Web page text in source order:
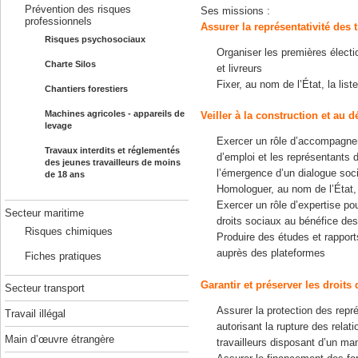
Prévention des risques
professionnels
Risques psychosociaux
Charte Silos
Chantiers forestiers
Machines agricoles - appareils de
levage
Travaux interdits et réglementés
des jeunes travailleurs de moins
de 18 ans
Secteur maritime
Risques chimiques
Fiches pratiques
Secteur transport
Travail illégal
Main d’œuvre étrangère
Ses missions :
Assurer la représentativité des
Organiser les premières
et livreurs
Fixer, au nom de l’État, la
Veiller à la construction et au
Exercer un rôle
d’emploi et les représentants
l’émergence d’un dialogue
Homologuer, au nom de
Exercer un rôle d’expertise
droits sociaux au bénéfice
Produire des études et
auprès des plateformes
Garantir et préserver les droits
Assurer la protection des
autorisant la rupture des
travailleurs disposant d’un